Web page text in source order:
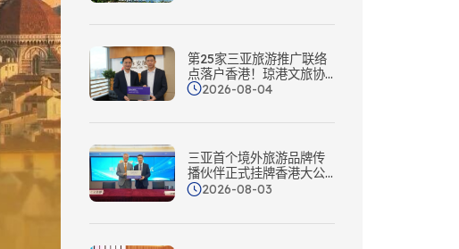
第25家三亚旅游推广联络
点落户香港！琼港文旅协
同再升级
2026-08-04
三亚首个境外旅游品牌传
播伙伴正式挂牌香港大公
文汇传媒集团
2026-08-03